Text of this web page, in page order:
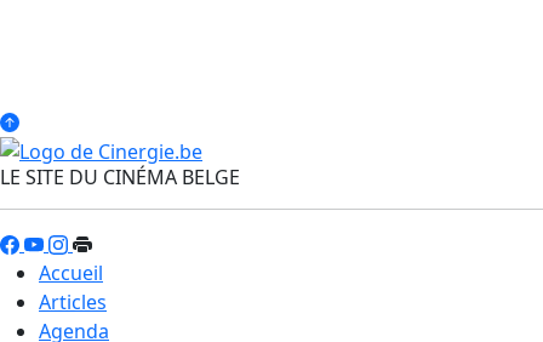
LE SITE DU CINÉMA BELGE
Accueil
Articles
Agenda